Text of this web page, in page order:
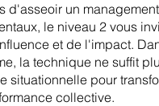
d'asseoir un
le niveau 2 vous
et de l'impact.
la technique ne suffit
situationnelle pour
collective.